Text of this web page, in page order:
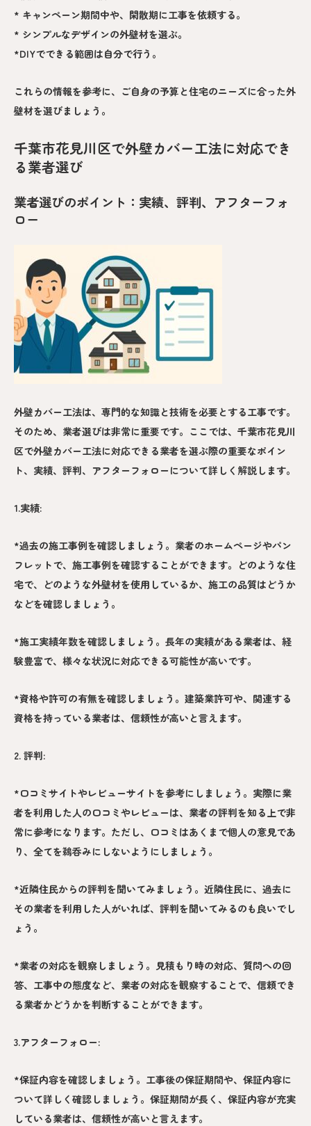
* キャンペーン期間中や、閑散期に工事を依頼する。
* シンプルなデザインの外壁材を選ぶ。
*DIYでできる範囲は自分で行う。
これらの情報を参考に、ご自身の予算と住宅のニーズに合った外
壁材を選びましょう。
千葉市花見川区で外壁カバー工法に対応でき
る業者選び
業者選びのポイント：実績、評判、アフターフォ
ロー
外壁カバー工法は、専門的な知識と技術を必要とする工事です。
そのため、業者選びは非常に重要です。ここでは、千葉市花見川
区で外壁カバー工法に対応できる業者を選ぶ際の重要なポイン
ト、実績、評判、アフターフォローについて詳しく解説します。
1.実績:
*過去の施工事例を確認しましょう。業者のホームページやパン
フレットで、施工事例を確認することができます。どのような住
宅で、どのような外壁材を使用しているか、施工の品質はどうか
などを確認しましょう。
*施工実績年数を確認しましょう。長年の実績がある業者は、経
験豊富で、様々な状況に対応できる可能性が高いです。
*資格や許可の有無を確認しましょう。建築業許可や、関連する
資格を持っている業者は、信頼性が高いと言えます。
2. 評判:
*口コミサイトやレビューサイトを参考にしましょう。実際に業
者を利用した人の口コミやレビューは、業者の評判を知る上で非
常に参考になります。ただし、口コミはあくまで個人の意見であ
り、全てを鵜呑みにしないようにしましょう。
*近隣住民からの評判を聞いてみましょう。近隣住民に、過去に
その業者を利用した人がいれば、評判を聞いてみるのも良いでし
ょう。
*業者の対応を観察しましょう。見積もり時の対応、質問への回
答、工事中の態度など、業者の対応を観察することで、信頼でき
る業者かどうかを判断することができます。
3.アフターフォロー:
*保証内容を確認しましょう。工事後の保証期間や、保証内容に
ついて詳しく確認しましょう。保証期間が長く、保証内容が充実
している業者は、信頼性が高いと言えます。